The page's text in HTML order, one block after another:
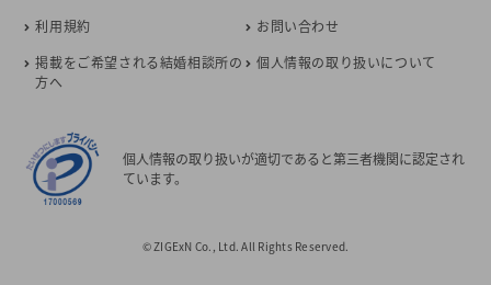
利用規約
お問い合わせ
掲載をご希望される結婚相談所の
方へ
個人情報の取り扱いについて
個人情報の取り扱いが適切であると第三者機関に認定され
ています。
© ZIGExN Co., Ltd. All Rights Reserved.